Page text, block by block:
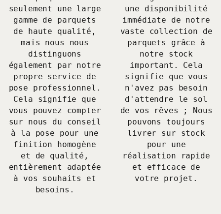
seulement une large
gamme de parquets
de haute qualité,
mais nous nous
distinguons
également par notre
propre service de
pose professionnel.
Cela signifie que
vous pouvez compter
sur nous du conseil
à la pose pour une
finition homogène
et de qualité,
entièrement adaptée
à vos souhaits et
besoins.
une disponibilité
immédiate de notre
vaste collection de
parquets grâce à
notre stock
important. Cela
signifie que vous
n'avez pas besoin
d'attendre le sol
de vos rêves ; Nous
pouvons toujours
livrer sur stock
pour une
réalisation rapide
et efficace de
votre projet.